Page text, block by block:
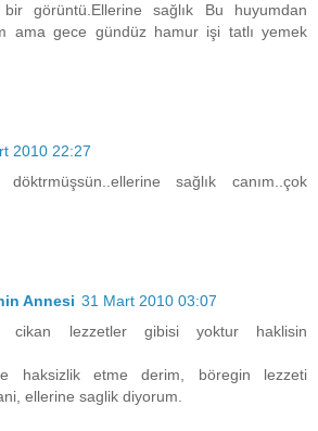
görüntü.Ellerine sağlık Bu huyumdan
ama gece gündüz hamur işi tatlı yemek
2010 22:27
sağlık canım..çok
Annesi 31 Mart 2010 03:07
cikan lezzetler gibisi yoktur haklisin
haksizlik etme derim, böregin lezzeti
ellerine saglik diyorum.